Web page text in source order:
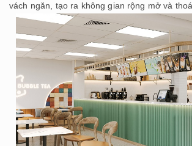
vách ngăn, tạo ra không gian rộng mở và